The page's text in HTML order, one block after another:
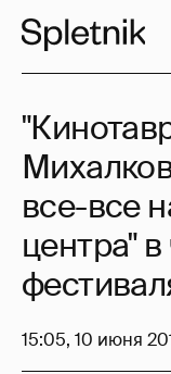
все-все
центра"
15:05, 10 июня